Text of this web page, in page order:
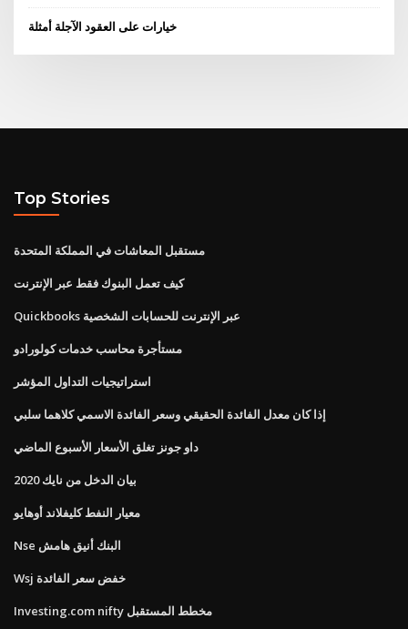
خيارات على العقود الآجلة أمثلة
Top Stories
مستقبل المعاشات في المملكة المتحدة
كيف تعمل البنوك فقط عبر الإنترنت
Quickbooks عبر الإنترنت للحسابات الشخصية
مستأجرة محاسب خدمات كولورادو
استراتيجيات التداول المؤشر
إذا كان معدل الفائدة الحقيقي وسعر الفائدة الاسمي كلاهما سلبي
داو جونز تغلق الأسعار الأسبوع الماضي
بيان الدخل من نايك 2020
معيار النفط كليفلاند أوهايو
Nse البنك أنيق هامش
Wsj خفض سعر الفائدة
Investing.com nifty مخطط المستقبل